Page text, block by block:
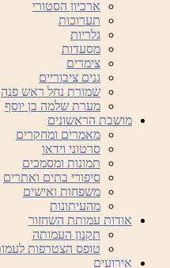
ארכיון הסטורי
תערוכות
גלריות
מסעדות
צימרים
גנים ציבוריים
שמורת נחל ראש פנה
מערת שלמה בן יוסף
מושבת הראשונים
מאמרים ומחקרים
סרטוני וידאו
תמונות ומסמכים
סיפורי בתים ואתרים
משפחות ואישים
מהעיתונות
אודות עמותת השחזור
תקנון העמותה
טופס הצטרפות
אירועים